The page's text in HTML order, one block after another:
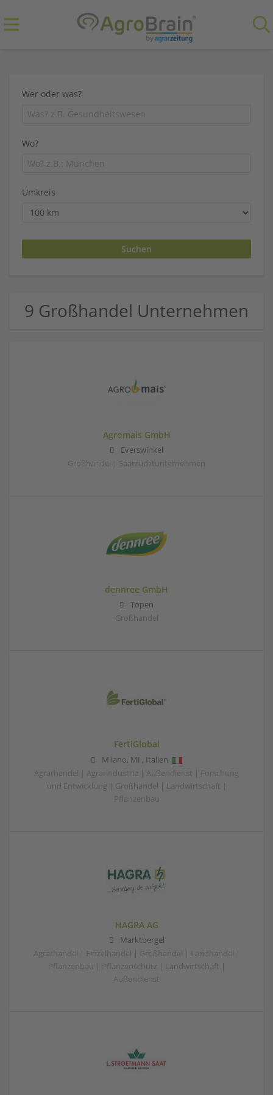
Wer oder was?
Wo?
Umkreis
9 Großhandel Unternehmen
Agromais GmbH
Everswinkel
Großhandel | Saatzuchtunternehmen
dennree GmbH
Töpen
Großhandel
FertiGlobal
Milano, MI , Italien
Agrarhandel | Agrarindustrie | Außendienst | Forschung
und Entwicklung | Großhandel | Landwirtschaft |
Pflanzenbau
HAGRA AG
Marktbergel
Agrarhandel | Einzelhandel | Großhandel | Landhandel |
Pflanzenbau | Pflanzenschutz | Landwirtschaft |
Außendienst